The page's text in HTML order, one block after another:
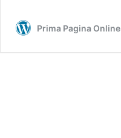
Prima Pagina Online